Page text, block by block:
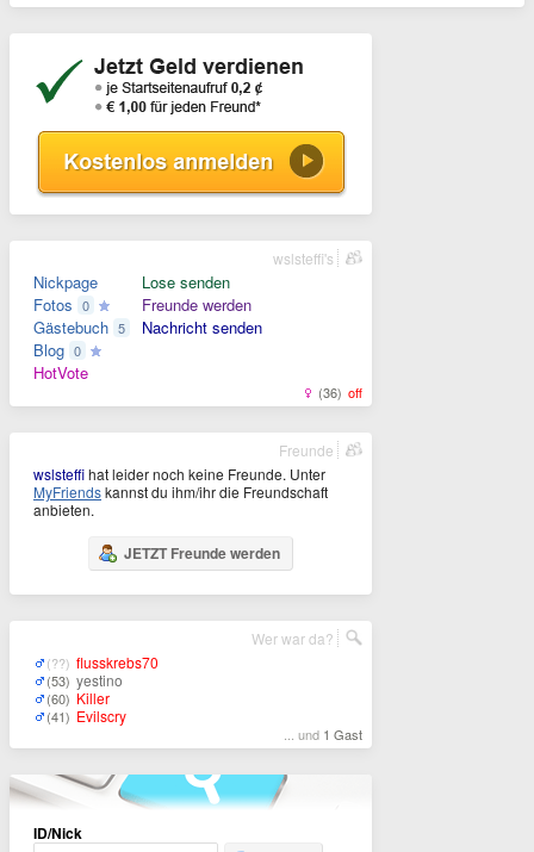
Nickpage
Fotos 0
Gästebuch 5
Blog 0
HotVote
Lose senden
Freunde werden
Nachricht senden
(36) off
wslsteffi's
wslsteffihat leider noch keine Freunde. Unter
MyFriendskannst du ihm/ihr die Freundschaft
anbieten.
JETZT Freunde werden
Freunde
(??) flusskrebs70
(53) yestino
(60) Killer
(41) Evilscry
... und 1 Gast
Wer war da?
ID/Nick